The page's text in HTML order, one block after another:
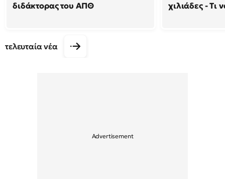
διδάκτορας του ΑΠΘ
χιλιάδες - Τι
τελευταία νέα